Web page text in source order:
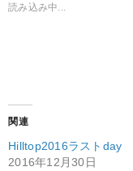
読み込み中...
関連
Hilltop2016ラストday
2016年12月30日